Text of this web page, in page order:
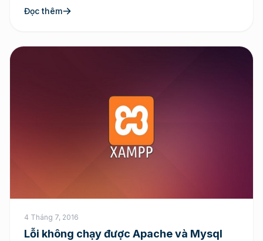
trong những phần mềm giải lập môi trường dành cho
Đọc thêm
4 Tháng 7, 2016
Lỗi không chạy được Apache và Mysql